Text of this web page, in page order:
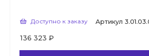
Доступно к заказу Артикул
136 323 ₽